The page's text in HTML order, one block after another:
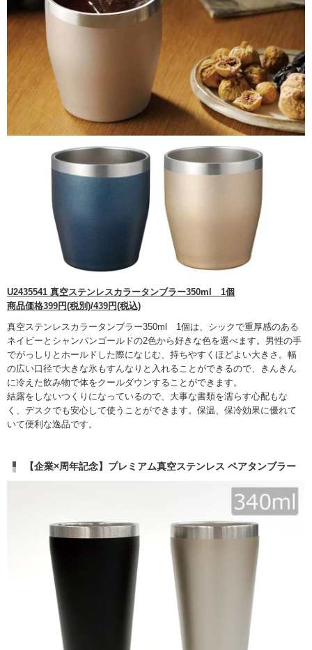
U2435541 真空ステンレスカラータンブラー350ml 1個
商品価格399円(税別)/439円(税込)
真空ステンレスカラータンブラー350ml 1個は、シックで重厚感のある
ネイビーとシャンパンゴールドの2色から好きな色を選べます。男性の手
でがっしりとホールドした際になじむ、持ちやすくほどよい大きさ。幅
の広い口径で大きな氷もすんなりと入れることができるので、きんきん
に冷えた飲み物で体をクールダウンすることができます。
結露をしないつくりになっているので、大事な書類を濡らす心配もな
く、デスクでも安心して使うことができます。保温、保冷効果に優れて
いて便利な逸品です。
【企業×周年記念】プレミアム真空ステンレス ペアタンブラー